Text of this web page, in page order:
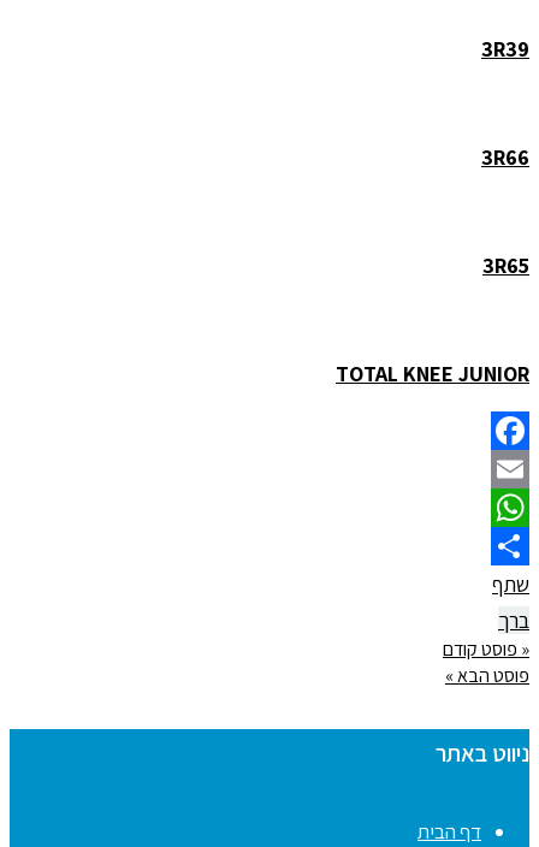
3R39
3R66
3R65
TOTAL KNEE JUNIOR
Facebook
Email
WhatsApp
שתף
ברך
« פוסט קודם
פוסט הבא »
ניווט באתר
דף הבית